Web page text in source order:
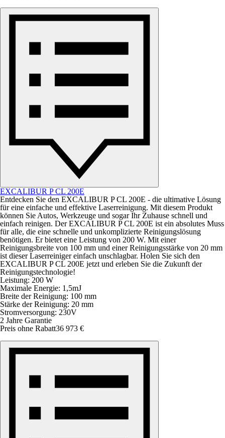
EXCALIBUR P CL 200E
Entdecken Sie den EXCALIBUR P CL 200E - die ultimative Lösung
für eine einfache und effektive Laserreinigung. Mit diesem Produkt
können Sie Autos, Werkzeuge und sogar Ihr Zuhause schnell und
einfach reinigen. Der EXCALIBUR P CL 200E ist ein absolutes Muss
für alle, die eine schnelle und unkomplizierte Reinigungslösung
benötigen. Er bietet eine Leistung von 200 W. Mit einer
Reinigungsbreite von 100 mm und einer Reinigungsstärke von 20 mm
ist dieser Laserreiniger einfach unschlagbar. Holen Sie sich den
EXCALIBUR P CL 200E jetzt und erleben Sie die Zukunft der
Reinigungstechnologie!
Leistung: 200 W
Maximale Energie: 1,5mJ
Breite der Reinigung: 100 mm
Stärke der Reinigung: 20 mm
Stromversorgung: 230V
2 Jahre Garantie
Preis ohne Rabatt36 973 €